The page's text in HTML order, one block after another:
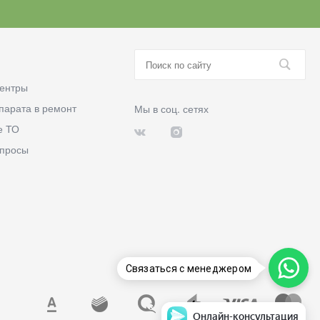
в ремонт
ТО
Мы в соц. сетях
Связаться с менеджером
Онлайн-консультация